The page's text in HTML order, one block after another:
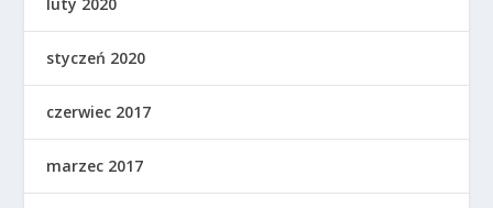
styczeń 2020
czerwiec 2017
marzec 2017